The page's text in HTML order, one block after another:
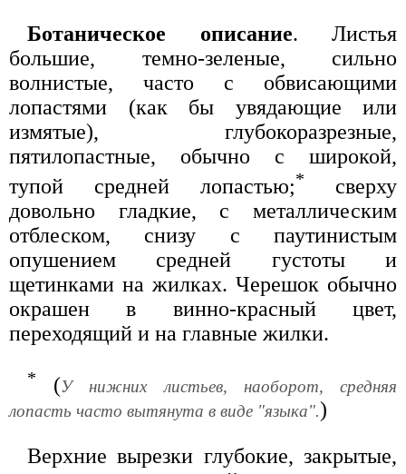
Ботаническое описание. Листья
большие, темно-зеленые, сильно
волнистые, часто с обвисающими
лопастями (как бы увядающие или
измятые), глубокоразрезные,
пятилопастные, обычно с широкой,
тупой средней лопастью;*
сверху
довольно гладкие, с металлическим
отблеском, снизу с паутинистым
опушением средней густоты и
щетинками на жилках. Черешок обычно
окрашен в винно-красный цвет,
переходящий и на главные жилки.
* (У нижних листьев, наоборот, средняя
лопасть часто вытянута в виде "языка".)
Верхние вырезки глубокие, закрытые,